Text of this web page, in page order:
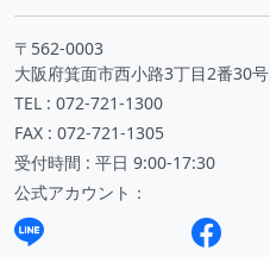
〒562-0003
大阪府箕面市西小路3丁目2番30号
TEL : 072-721-1300
FAX : 072-721-1305
受付時間 : 平日 9:00-17:30
公式アカウント：